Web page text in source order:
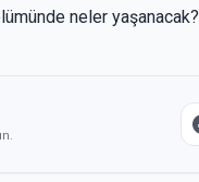
neler yaşanacak?